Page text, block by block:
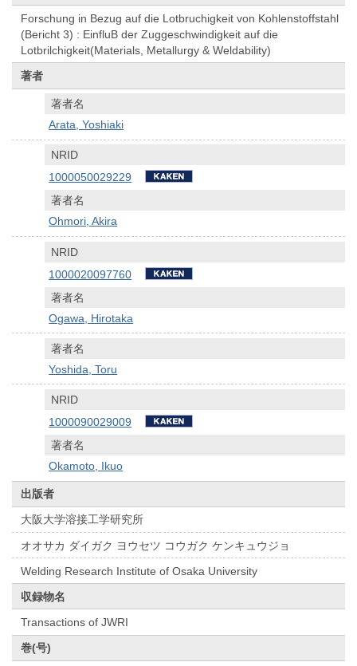
Forschung in Bezug auf die Lotbruchigkeit von Kohlenstoffstahl
(Bericht 3) : EinfluB der Zuggeschwindigkeit auf die
Lotbrilchigkeit(Materials, Metallurgy & Weldability)
著者
著者名
Arata, Yoshiaki
NRID
1000050029229
著者名
Ohmori, Akira
NRID
1000020097760
著者名
Ogawa, Hirotaka
著者名
Yoshida, Toru
NRID
1000090029009
著者名
Okamoto, Ikuo
出版者
大阪大学溶接工学研究所
オオサカ ダイガク ヨウセツ コウガク ケンキュウジョ
Welding Research Institute of Osaka University
収録物名
Transactions of JWRI
巻(号)